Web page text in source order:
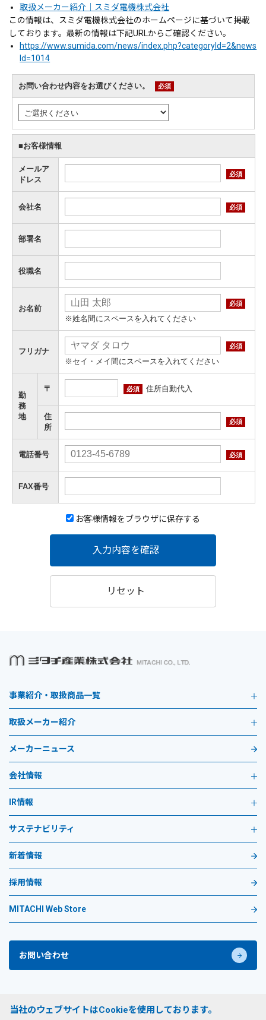
取扱メーカー紹介｜スミダ電機株式会社
この情報は、スミダ電機株式会社のホームページに基づいて掲載
しております。最新の情報は下記URLからご確認ください。
https://www.sumida.com/news/index.php?categoryId=2&news
Id=1014
お問い合わせ内容をお選びください。 必須
■お客様情報
メールア
ドレス
必須
会社名 必須
部署名
役職名
お名前
必須
※姓名間にスペースを入れてください
フリガナ
必須
※セイ・メイ間にスペースを入れてください
勤
務
地
〒 必須 住所自動代入
住
所
必須
電話番号 必須
FAX番号
お客様情報をブラウザに保存する
入力内容を確認
リセット
事業紹介・取扱商品一覧
取扱メーカー紹介
メーカーニュース
会社情報
IR情報
サステナビリティ
新着情報
採用情報
MITACHI Web Store
お問い合わせ
当社のウェブサイトはCookieを使用しております。